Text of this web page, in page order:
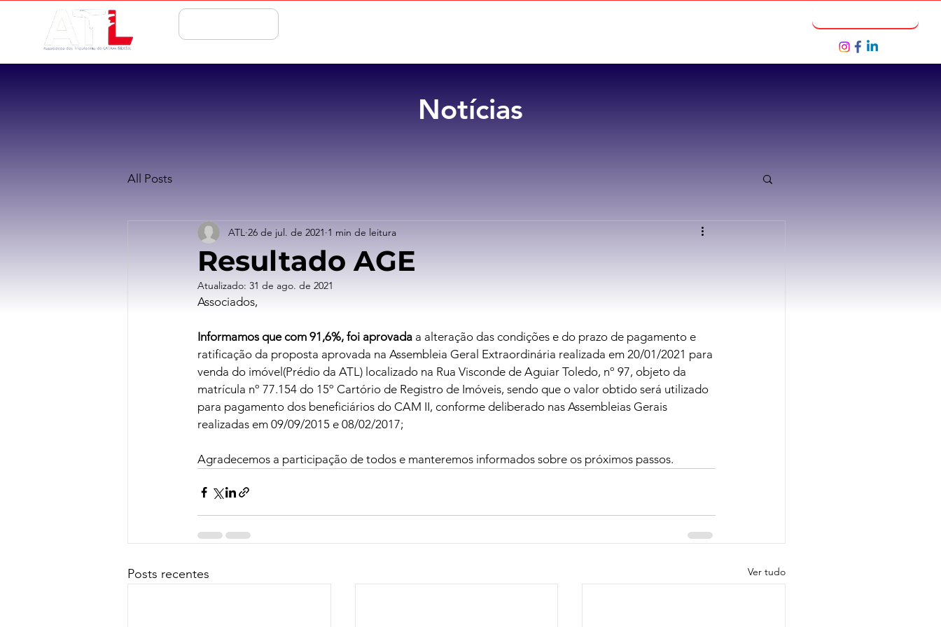
Notícias
All Posts
Resultado AGE
ATL 26 de jul. de 2021 1 min de leitura
Atualizado: 31 de ago. de 2021
Associados,
Informamos que com 91,6%, foi aprovada a alteração das condições e do prazo de pagamento e
ratificação da proposta aprovada na Assembleia Geral Extraordinária realizada em 20/01/2021 para
venda do imóvel(Prédio da ATL) localizado na Rua Visconde de Aguiar Toledo, nº 97, objeto da
matrícula nº 77.154 do 15º Cartório de Registro de Imóveis, sendo que o valor obtido será utilizado
para pagamento dos beneficiários do CAM II, conforme deliberado nas Assembleias Gerais
realizadas em 09/09/2015 e 08/02/2017;
Agradecemos a participação de todos e manteremos informados sobre os próximos passos.
Posts recentes Ver tudo